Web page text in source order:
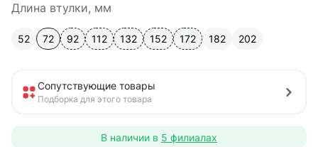
Длина втулки, мм
52 72 92 112 132 152 172 182 202
Сопутствующие товары
Подборка для этого товара
В наличии в 5 филиалах